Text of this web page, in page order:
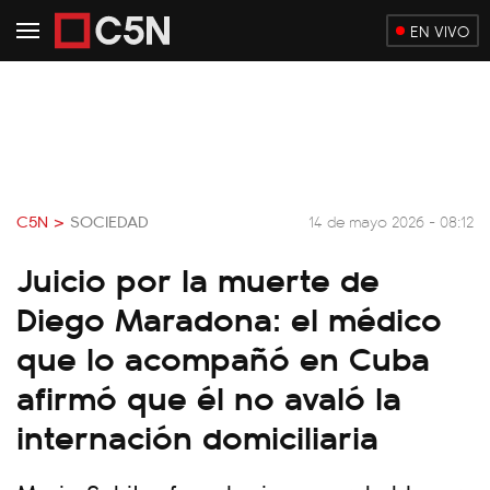
EN VIVO
C5N > SOCIEDAD 14 de mayo 2026 - 08:12
Juicio por la muerte de
Diego Maradona: el médico
que lo acompañó en Cuba
afirmó que él no avaló la
internación domiciliaria